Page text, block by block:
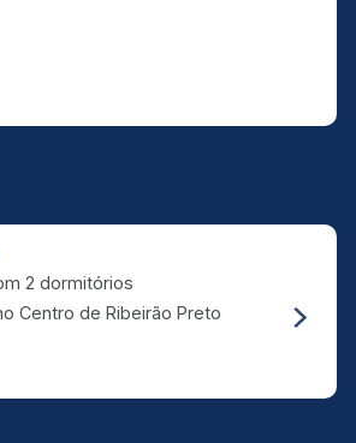
2 dormitórios
Centro de Ribeirão Preto